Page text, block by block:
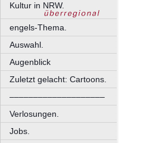
Kultur in NRW.
engels-Thema.
Auswahl.
Augenblick
Zuletzt gelacht: Cartoons.
––––––––––––––––––––
Verlosungen.
Jobs.